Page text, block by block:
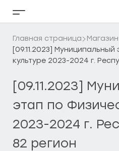
Кнопка
бокового
меню
Главная страница Магазин
[09.11.2023]
культуре 2023-2024 г.
[09.11.2023]
этап по
2023-2024 г.
82 регион